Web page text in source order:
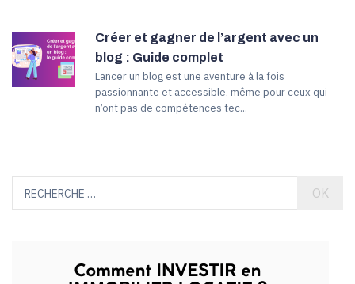
Créer et gagner de l’argent avec un
blog : Guide complet
Lancer un blog est une aventure à la fois
passionnante et accessible, même pour ceux qui
n’ont pas de compétences tec...
OK